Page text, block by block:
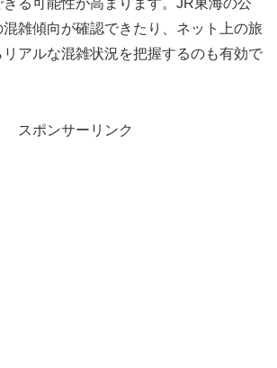
る可能性が高まります。JR東海の公
雑傾向が確認できたり、ネット上の旅
アルな混雑状況を把握するのも有効で
スポンサーリンク